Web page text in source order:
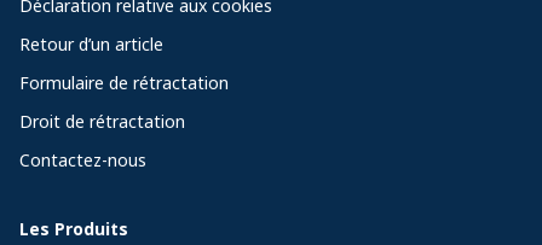
Déclaration relative aux cookies
Retour d’un article
Formulaire de rétractation
Droit de rétractation
Contactez-nous
Les Produits